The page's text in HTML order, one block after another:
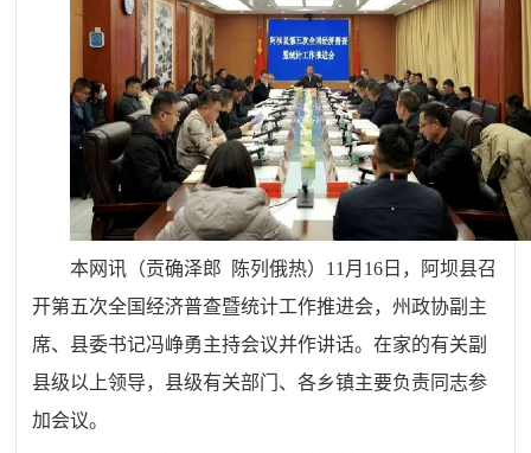
本网讯（贡确泽郎 陈列俄热）11月16日，阿坝县召
开第五次全国经济普查暨统计工作推进会，州政协副主
席、县委书记冯峥勇主持会议并作讲话。在家的有关副
县级以上领导，县级有关部门、各乡镇主要负责同志参
加会议。